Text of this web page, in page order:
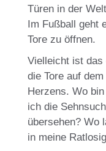
Türen in der
Im Fußball geht
Tore zu öffnen.
Vielleicht ist das
die Tore auf
Herzens. Wo
ich die
übersehen? Wo
in meine